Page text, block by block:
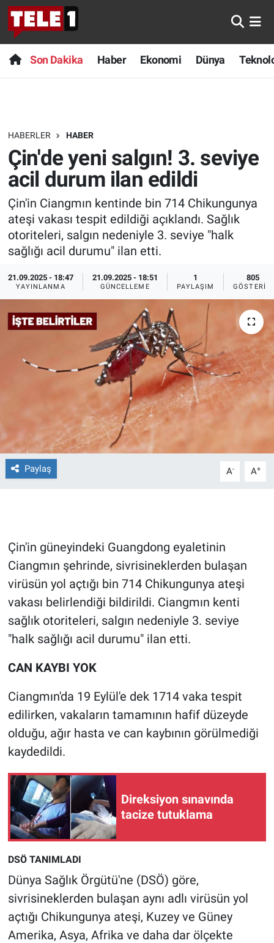
Son Dakika Haber Ekonomi Dünya
HABERLER HABER
Çin'de yeni salgın! 3. seviye
acil durum ilan edildi
Çin'in Ciangmın kentinde bin 714 Chikungunya
ateşi vakası tespit edildiği açıklandı. Sağlık
otoriteleri, salgın nedeniyle 3. seviye "halk
sağlığı acil durumu" ilan etti.
21.09.2025 - 18:47
YAYINLANMA
21.09.2025 - 18:51
GÜNCELLEME
1
PAYLAŞIM
805
GÖSTERIM
Paylaş A- A+
Çin'in güneyindeki Guangdong eyaletinin
Ciangmın şehrinde, sivrisineklerden bulaşan
virüsün yol açtığı bin 714 Chikungunya ateşi
vakası belirlendiği bildirildi. Ciangmın kenti
sağlık otoriteleri, salgın nedeniyle 3. seviye
"halk sağlığı acil durumu" ilan etti.
CAN KAYBI YOK
Ciangmın'da 19 Eylül'e dek 1714 vaka tespit
edilirken, vakaların tamamının hafif düzeyde
olduğu, ağır hasta ve can kaybının görülmediği
kaydedildi.
Direksiyon sınavında
tacize tutuklama
DSÖ TANIMLADI
Dünya Sağlık Örgütü'ne (DSÖ) göre,
sivrisineklerden bulaşan aynı adlı virüsün yol
açtığı Chikungunya ateşi, Kuzey ve Güney
Amerika, Asya, Afrika ve daha dar ölçekte
Anında Manşet
Başka Sohbetler
Bilim turu
Bilim ve Teknoloji Evreni
Doğa Konuşuyor
Dünya
Ege'den Esintiler
Eğitim
Ekonomi
Forum
Gerçeğin İzinde
Gün Ortası
Gündem Özel
Günün görüntüsü
Haber
İlan
Kimdir
Koronavirüs
Ne demişti
Nedir
Popüler
Programlar
Sağlık
Son Dakika
Haber
Dünya
Teknoloji
Sağlık
Spor
İletişim
Nöbetçi Eczaneler
Hava Durumu
Trafik Durumu
Süper Lig Puan Durumu ve Fikstür
Tüm Manşetler
Son Dakika Haberleri